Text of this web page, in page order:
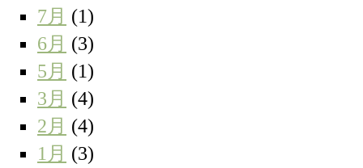
7月 (1)
6月 (3)
5月 (1)
3月 (4)
2月 (4)
1月 (3)